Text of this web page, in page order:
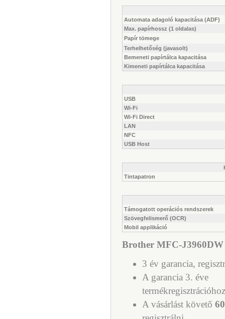
Automata adagoló kapacitása (ADF)
Max. papírhossz (1 oldalas)
Papír tömege
Terhelhetőség (javasolt)
Bemeneti papírtálca kapacitása
Kimeneti papírtálca kapacitása
USB
Wi-Fi
Wi-Fi Direct
LAN
NFC
USB Host
Tintapatron
Támogatott operációs rendszerek
Szövegfelismerő (OCR)
Mobil applikáció
Brother MFC-
3 év garancia,
A garancia 3. éve
A vásárlást követő